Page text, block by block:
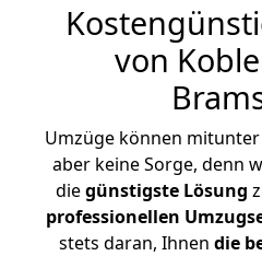
von
Umzüge können
aber keine Sorge, denn
diegünstigste Lösung
professionellen
stets daran, Ihnen die